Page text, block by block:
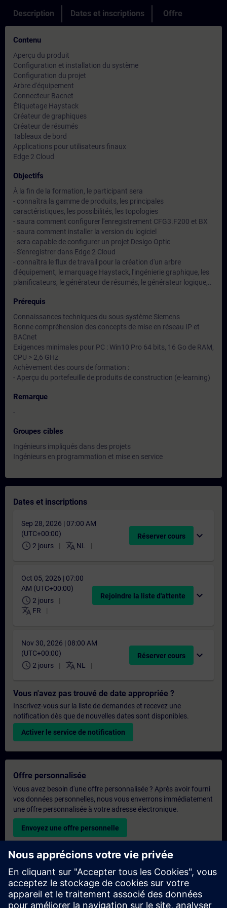
Description Dates et inscriptions Offre
Contenu
Aperçu du produit
Configuration et installation du système
Configuration du projet
Arbre d'équipement
Connecteur Bacnet
Étiquetage Haystack
Créateur de graphiques
Créateur de résumés
Tableaux de bord
Applications pour utilisateurs finaux
Edge 2 Cloud
Objectifs
À la fin de la formation, le participant sera
- connaîtra la gamme de produits, les principales
caractéristiques, les possibilités, les topologies
- saura comment configurer l'enregistrement CFG3.F200 et BX
- saura comment installer la version du logiciel
- sera capable de configurer un projet Desigo Optic
- S'enregistrer dans Edge 2 Cloud
- connaîtra le flux de travail pour la création d'un arbre
d'équipement, le marquage Haystack, l'ingénierie graphique, les
planificateurs, le générateur de résumés, le générateur logique,..
Prérequis
Connaissances techniques du sous-système Siemens
Bonne compréhension des concepts de mise en réseau IP et
BACnet
Exigences minimales pour PC : Win10 Pro 64 bits, 16 Go de RAM,
CPU > 2,6 GHz
Achèvement des cours de formation :
- Aperçu du portefeuille de produits de construction (e-learning)
Remarque
-
Groupes cibles
Ingénieurs impliqués dans des projets
Ingénieurs en programmation et mise en service
Dates et inscriptions
Sep 28, 2026 | 07:00 AM
(UTC+00:00)
schedule 2 jours translate NL
Réserver cours expand_more
Oct 05, 2026 | 07:00
AM (UTC+00:00)
schedule 2 jours
translate FR
Rejoindre la liste d'attente expand_more
Nov 30, 2026 | 08:00 AM
(UTC+00:00)
schedule 2 jours translate NL
Réserver cours expand_more
Vous n'avez pas trouvé de date appropriée ?
Inscrivez-vous sur la liste de demandes et recevez une
notification dès que de nouvelles dates sont disponibles.
Activer le service de notification
Offre personnalisée
Vous avez besoin d'une offre personnalisée ? Après avoir fourni
vos données personnelles, nous vous enverrons immédiatement
une offre personnalisée à votre adresse électronique.
Envoyez une offre personnelle
Demande de formation exclusive
Veuillez remplir le formulaire ci-dessous si vous souhaitez
obtenir un devis pour une formation exclusive, que ce soit sur
site, en ligne ou dans notre centre de formation SITRAIN. Ce